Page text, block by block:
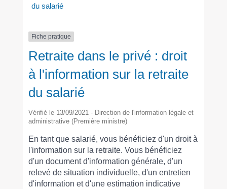
du salarié
Fiche pratique
Retraite dans le privé : droit
à l'information sur la retraite
du salarié
Vérifié le 13/09/2021 - Direction de l'information légale et
administrative (Première ministre)
En tant que salarié, vous bénéficiez d'un droit à
l'information sur la retraite. Vous bénéficiez
d'un document d'information générale, d'un
relevé de situation individuelle, d'un entretien
d'information et d'une estimation indicative